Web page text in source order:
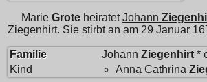
Marie Grote heiratetJohann
Ziegenhirt. Sie stirbt an am 29 Januar
Familie Johann Ziegenhirt *
Kind
Anna Cathrina